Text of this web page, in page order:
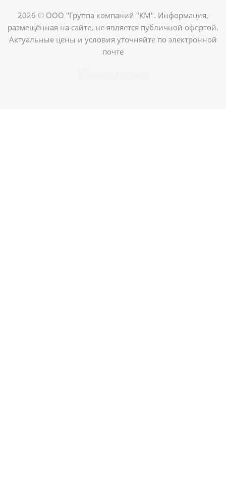
2026 © ООО "Группа компаний "КМ". Информация,
размещённая на сайте, не является публичной офертой.
Актуальные цены и условия уточняйте по электронной
почте